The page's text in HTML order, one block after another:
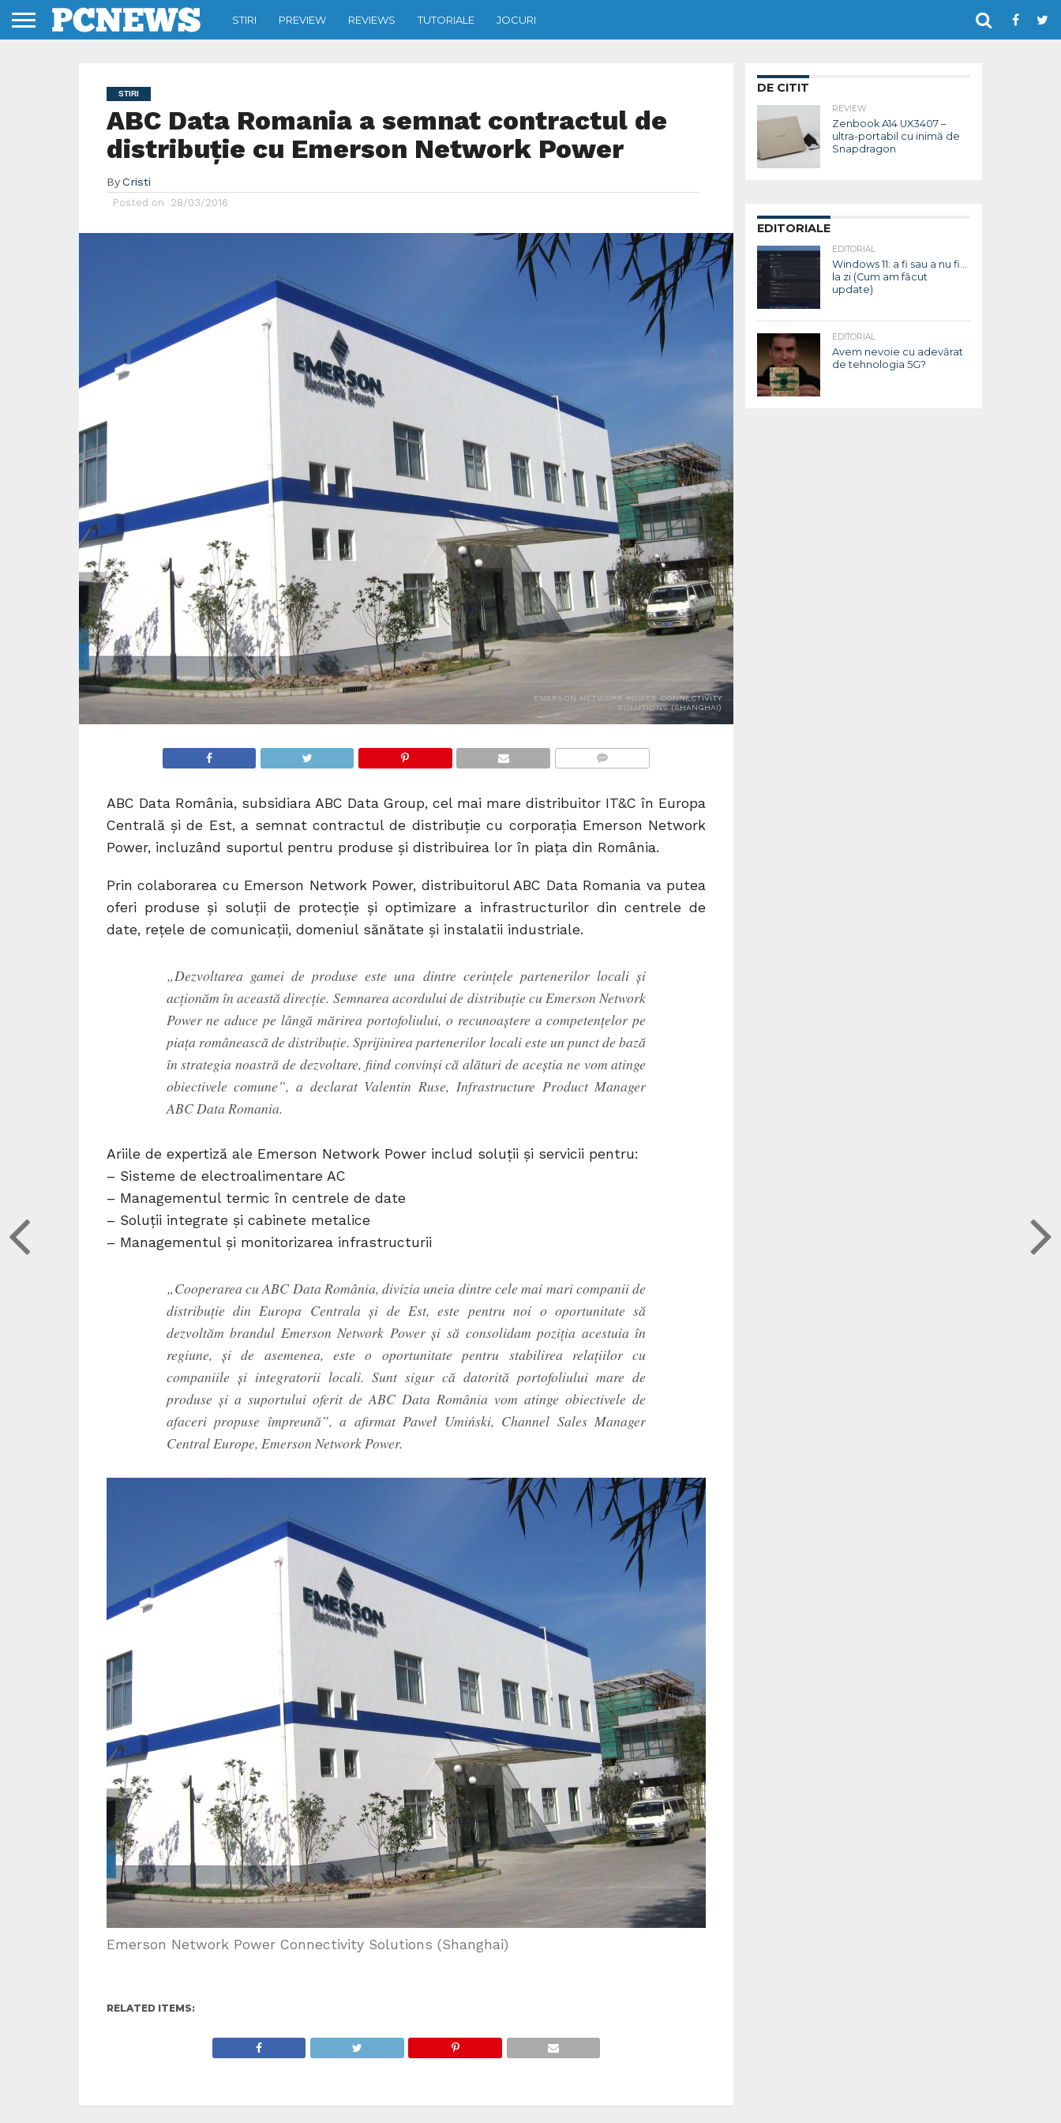
STIRI PREVIEW REVIEWS TUTORIALE JOCURI
STIRI
ABC Data Romania a semnat contractul de
distribuție cu Emerson Network Power
By Cristi
Posted on 28/03/2016
EMERSON NETWORK POWER CONNECTIVITY
SOLUTIONS (SHANGHAI)
ABC Data România, subsidiara ABC Data Group, cel mai mare distribuitor IT&C în Europa
Centrală și de Est, a semnat contractul de distribuție cu corporația Emerson Network
Power, incluzând suportul pentru produse și distribuirea lor în piața din România.
Prin colaborarea cu Emerson Network Power, distribuitorul ABC Data Romania va putea
oferi produse și soluții de protecție și optimizare a infrastructurilor din centrele de
date, rețele de comunicații, domeniul sănătate și instalatii industriale.
„Dezvoltarea gamei de produse este una dintre cerințele partenerilor locali și
acționăm în această direcție. Semnarea acordului de distribuție cu Emerson Network
Power ne aduce pe lângă mărirea portofoliului, o recunoaștere a competențelor pe
piața românească de distribuție. Sprijinirea partenerilor locali este un punct de bază
în strategia noastră de dezvoltare, fiind convinși că alături de aceștia ne vom atinge
obiectivele comune”, a declarat Valentin Ruse, Infrastructure Product Manager
ABC Data Romania.
Ariile de expertiză ale Emerson Network Power includ soluții și servicii pentru:
– Sisteme de electroalimentare AC
– Managementul termic în centrele de date
– Soluții integrate și cabinete metalice
– Managementul și monitorizarea infrastructurii
„Cooperarea cu ABC Data România, divizia uneia dintre cele mai mari companii de
distribuție din Europa Centrala și de Est, este pentru noi o oportunitate să
dezvoltăm brandul Emerson Network Power și să consolidam poziția acestuia în
regiune, și de asemenea, este o oportunitate pentru stabilirea relațiilor cu
companiile și integratorii locali. Sunt sigur că datorită portofoliului mare de
produse și a suportului oferit de ABC Data România vom atinge obiectivele de
afaceri propuse împreună”, a afirmat Paweł Umiński, Channel Sales Manager
Central Europe, Emerson Network Power.
Emerson Network Power Connectivity Solutions (Shanghai)
RELATED ITEMS:
DE CITIT
REVIEW
Zenbook A14 UX3407 –
ultra-portabil cu inimă de
Snapdragon
EDITORIALE
EDITORIAL
Windows 11: a fi sau a nu fi…
la zi (Cum am făcut
update)
EDITORIAL
Avem nevoie cu adevărat
de tehnologia 5G?